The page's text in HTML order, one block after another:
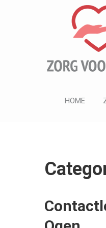
ZORG
HOME